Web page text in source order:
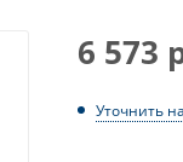
6 573
Уточнить